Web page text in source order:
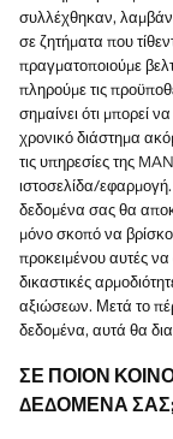
συλλέχθηκαν,
σε ζητήματα που
πραγματοποιούμε
πληρούμε τις
σημαίνει ότι μπορεί
χρονικό διάστημα
τις υπηρεσίες της
ιστοσελίδα/
δεδομένα σας θα
μόνο σκοπό να
προκειμένου αυτές να
δικαστικές
αξιώσεων. Μετά το
δεδομένα, αυτά θα
ΣΕ ΠΟΙΟΝ
ΔΕΔΟΜΕΝΑ ΣΑΣ;